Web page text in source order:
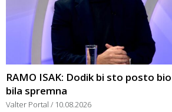
RAMO ISAK: Dodik bi sto posto
bila spremna
Valter Portal 10.08.2026